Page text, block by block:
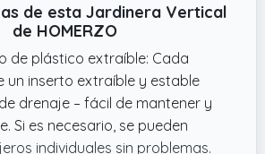
de esta Jardinera Vertical
de HOMERZO
de plástico extraíble: Cada
un inserto extraíble y estable
drenaje – fácil de mantener y
Si es necesario, se pueden
individuales sin problemas.